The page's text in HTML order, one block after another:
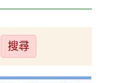
送
出